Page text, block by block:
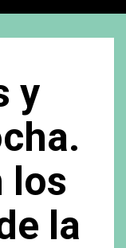
y
los
la